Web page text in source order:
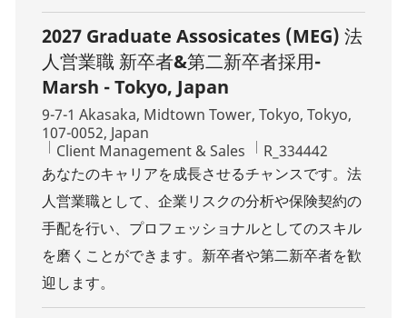
2027 Graduate Assosicates (MEG) 法
人営業職 新卒者&第二新卒者採用-
Marsh - Tokyo, Japan
Location
9-7-1 Akasaka, Midtown Tower, Tokyo, Tokyo,
107-0052, Japan
Category
Client Management & Sales Job Id
R_334442
あなたのキャリアを成長させるチャンスです。法
人営業職として、企業リスクの分析や保険契約の
手配を行い、プロフェッショナルとしてのスキル
を磨くことができます。新卒者や第二新卒者を歓
迎します。